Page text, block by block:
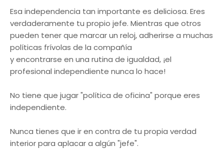
Esa independencia tan importante es deliciosa. Eres
verdaderamente tu propio jefe. Mientras que otros
pueden tener que marcar un reloj, adherirse a muchas
políticas frívolas de la compañía
y encontrarse en una rutina de igualdad, ¡el
profesional independiente nunca lo hace!
No tiene que jugar "política de oficina" porque eres
independiente.
Nunca tienes que ir en contra de tu propia verdad
interior para aplacar a algún "jefe".